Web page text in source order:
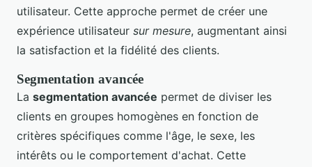
utilisateur. Cette approche permet de créer une
expérience utilisateur sur mesure, augmentant ainsi
la satisfaction et la fidélité des clients.
Segmentation avancée
La segmentation avancée permet de diviser les
clients en groupes homogènes en fonction de
critères spécifiques comme l'âge, le sexe, les
intérêts ou le comportement d'achat. Cette